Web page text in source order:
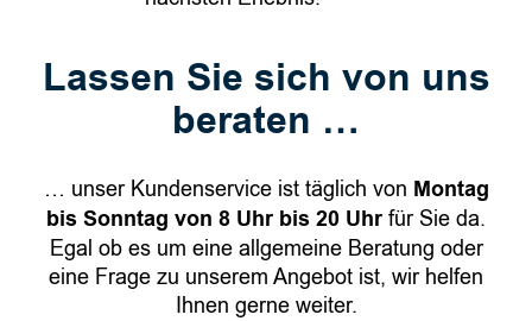
Lassen Sie sich von uns
beraten …
… unser Kundenservice ist täglich von Montag
bis Sonntag von 8 Uhr bis 20 Uhr für Sie da.
Egal ob es um eine allgemeine Beratung oder
eine Frage zu unserem Angebot ist, wir helfen
Ihnen gerne weiter.